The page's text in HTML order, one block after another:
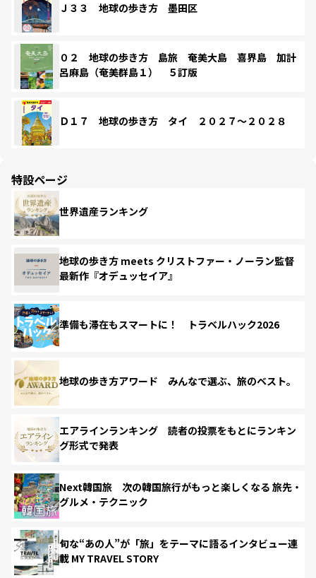
Ｊ３３ 地球の歩き方 墨田区
０２ 地球の歩き方 島旅 奄美大島 喜界島 加計
呂麻島（奄美群島１） ５訂版
Ｄ１７ 地球の歩き方 タイ ２０２７～２０２８
特設ページ
世界遺産ランキング
地球の歩き方 meets クリストファー・ノーラン監督
最新作『オデュッセイア』
準備も滞在もスマートに！ トラベルハック2026
地球の歩き方アワード みんなで選ぶ、旅のベスト。
エアラインランキング 読者の投票をもとにランキン
グ形式で発表
Next韓国旅 次の韓国旅行がもっと楽しくなる 旅先・
グルメ・テクニック
旬な“あの人”が「旅」をテーマに語るインタビュー連
載 MY TRAVEL STORY